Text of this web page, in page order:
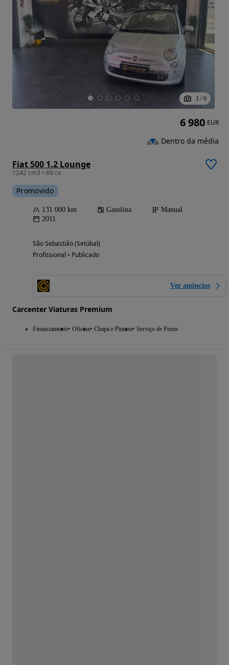
1 / 6
Fiat 500 1.2 Lounge
1242 cm3 • 69 cv
Promovido
131 000 km Gasolina
Manual
2011
São Sebastião (Setúbal)
Profissional • Publicado
Ver anúncios
Carcenter Viaturas Premium
Financiamento Oficina Chapa e Pintura Serviço de Pneus
6 980 EUR
Dentro da média